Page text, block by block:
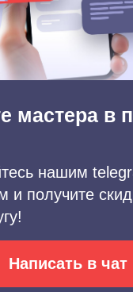
мастера в
нашим
и получите
Написать в чат